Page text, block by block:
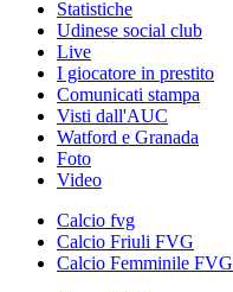
Statistiche
Udinese social club
Live
I giocatore in prestito
Comunicati stampa
Visti dall'AUC
Watford e Granada
Foto
Video
Calcio fvg
Calcio Friuli FVG
Calcio Femminile FVG